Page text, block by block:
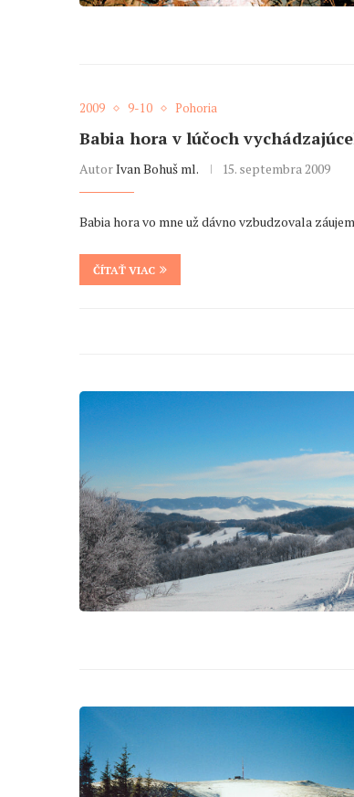
2009 9-10 Pohoria
Babia hora v lúčoch
AutorIvan Bohuš ml. 15. septembra 2009
Babia hora vo mne už dávno vzbudzovala
ČÍTAŤ VIAC